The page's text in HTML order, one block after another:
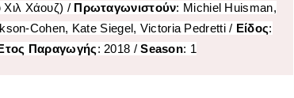
Χιλ Χάουζ) / Πρωταγωνιστούν: Michiel Huisman,
Cohen, Kate Siegel, Victoria Pedretti / Είδος:
Παραγωγής: 2018 /Season: 1